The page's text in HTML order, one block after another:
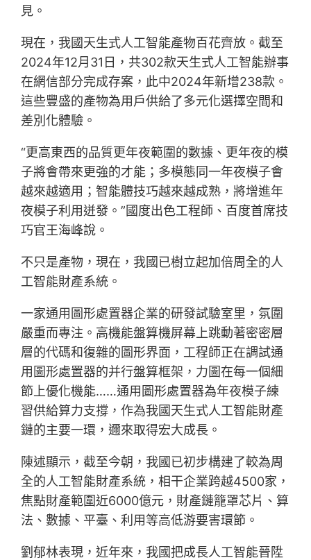
見。
現在，我國天生式人工智能產物百花齊放。截至
2024年12月31日，共302款天生式人工智能辦事
在網信部分完成存案，此中2024年新增238款。
這些豐盛的產物為用戶供給了多元化選擇空間和
差別化體驗。
“更高東西的品質更年夜範圍的數據、更年夜的模
子將會帶來更強的才能；多模態同一年夜模子會
越來越適用；智能體技巧越來越成熟，將增進年
夜模子利用迸發。”國度出色工程師、百度首席技
巧官王海峰說。
不只是產物，現在，我國已樹立起加倍周全的人
工智能財產系統。
一家通用圖形處置器企業的研發試驗室里，氛圍
嚴重而專注。高機能盤算機屏幕上跳動著密密層
層的代碼和復雜的圖形界面，工程師正在調試通
用圖形處置器的并行盤算框架，力圖在每一個細
節上優化機能……通用圖形處置器為年夜模子練
習供給算力支撐，作為我國天生式人工智能財產
鏈的主要一環，邇來取得宏大成長。
陳述顯示，截至今朝，我國已初步構建了較為周
全的人工智能財產系統，相干企業跨越4500家，
焦點財產範圍近6000億元，財產鏈籠罩芯片、算
法、數據、平臺、利用等高低游要害環節。
劉郁林表現，近年來，我國把成長人工智能晉陞